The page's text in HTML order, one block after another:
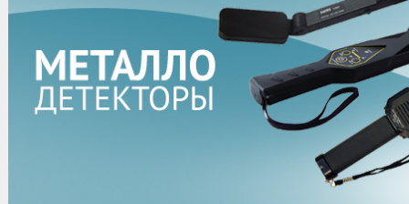
Чехлы
MotoTRBO
Roger
Hytera
Vertex
Ретрансляторы